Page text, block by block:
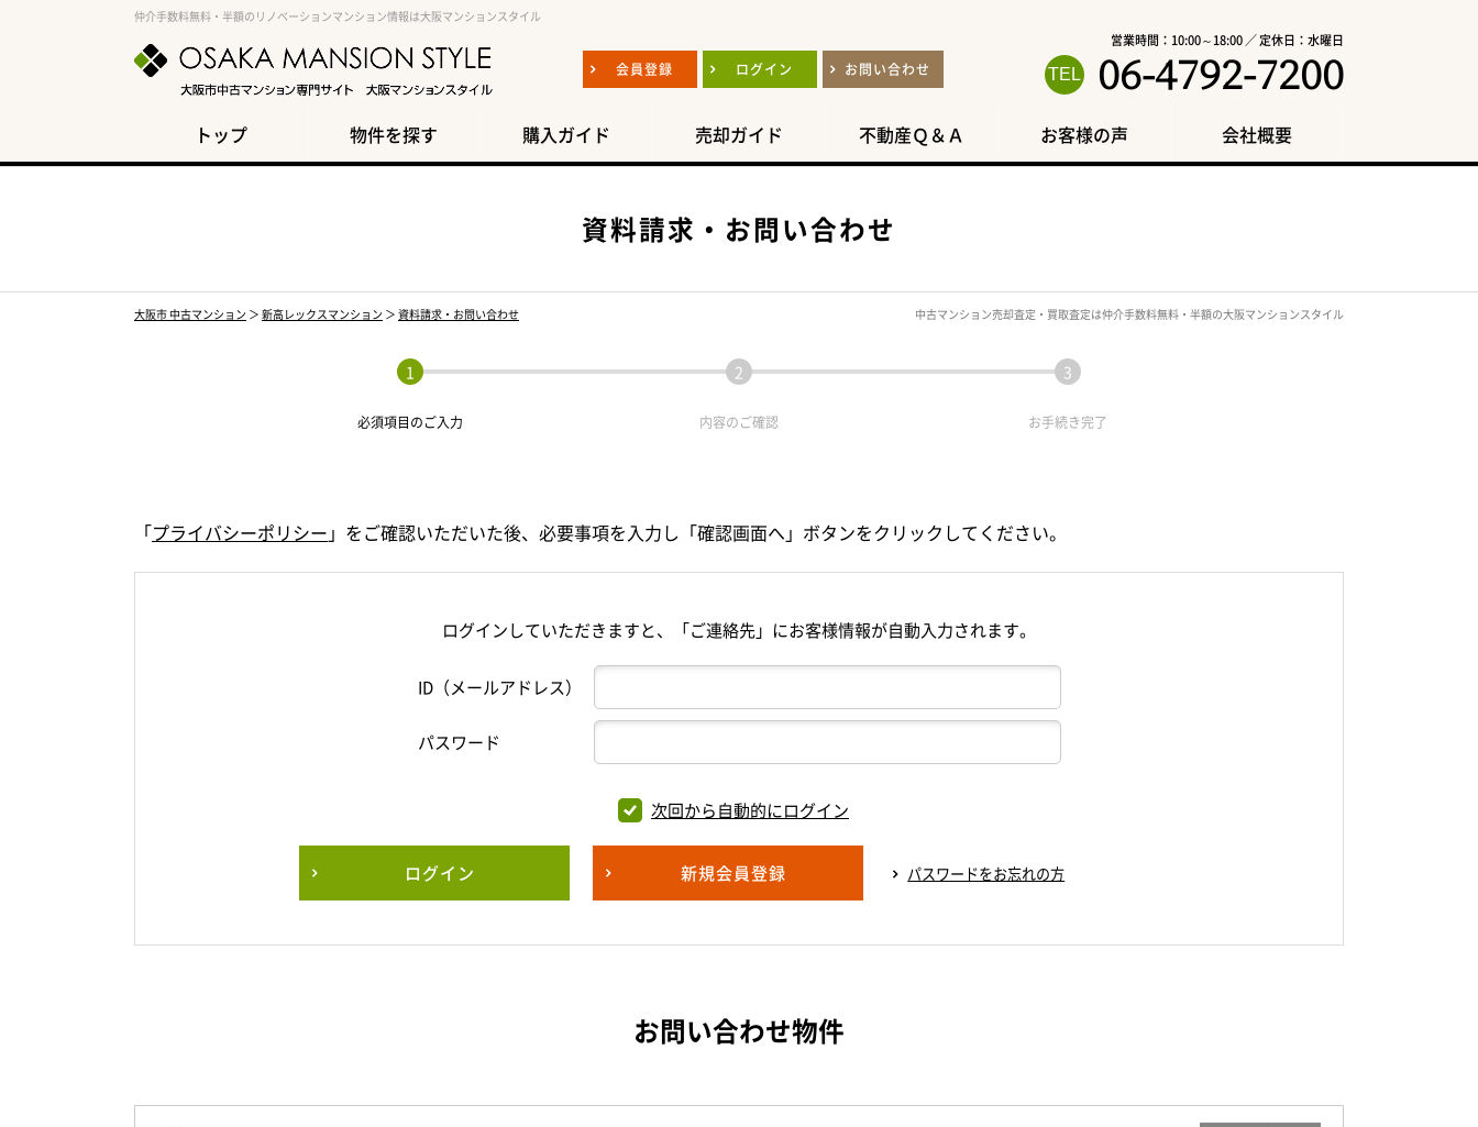
仲介手数料無料・半額のリノベーションマンション情報は大阪マンションスタイル
会員登録 ログイン お問い合わせ
営業時間：10:00～18:00 ／ 定休日：水曜日
06-4792-7200
トップ 物件を探す 購入ガイド 売却ガイド 不動産Ｑ＆Ａ お客様の声 会社概要
資料請求・お問い合わせ
大阪市 中古マンション ＞ 新高レックスマンション ＞ 資料請求・お問い合わせ 中古マンション売却査定・買取査定は仲介手数料無料・半額の大阪マンションスタイル
必須項目のご入力 内容のご確認 お手続き完了
「プライバシーポリシー 」をご確認いただいた後、必要事項を入力し「確認画面へ」ボタンをクリックしてください。
ログインしていただきますと、「ご連絡先」にお客様情報が自動入力されます。
ID（メールアドレス）
パスワード
次回から自動的にログイン
ログイン 新規会員登録 パスワードをお忘れの方
お問い合わせ物件